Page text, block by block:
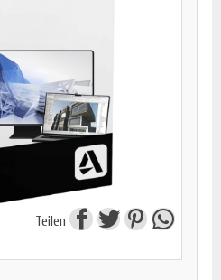
Teilen